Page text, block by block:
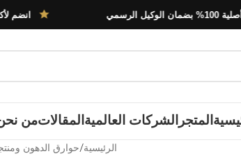
انضم لأكثر من 50,000 رياضي في مصر
المتجر الشركات العالمية المقالاتمن
الرئيسية حوارق الدهون